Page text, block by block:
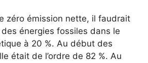
zéro émission nette, il faudrait
énergies fossiles dans le
à 20 %. Au début des
était de l’ordre de 82 %. Au